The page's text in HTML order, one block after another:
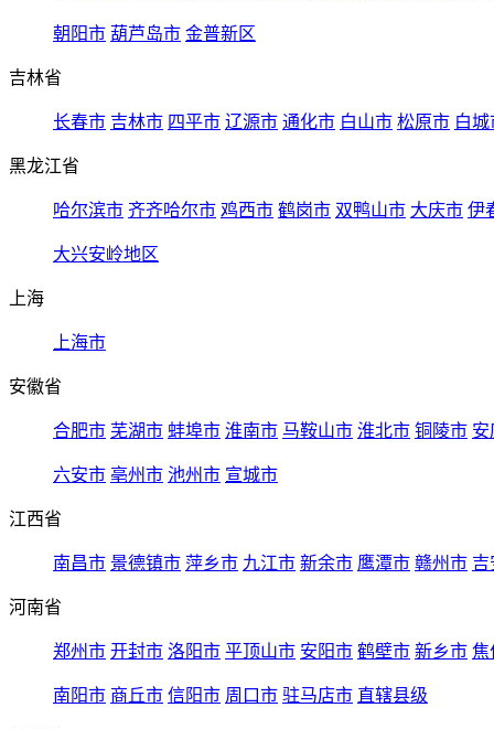
朝阳市 葫芦岛市 金普新区
吉林省
长春市 吉林市 四平市 辽源市 通化市 白山市 松原市 白城
黑龙江省
哈尔滨市 齐齐哈尔市 鸡西市 鹤岗市 双鸭山市 大庆市 伊
大兴安岭地区
上海
上海市
安徽省
合肥市 芜湖市 蚌埠市 淮南市 马鞍山市 淮北市 铜陵市 安
六安市 亳州市 池州市 宣城市
江西省
南昌市 景德镇市 萍乡市 九江市 新余市 鹰潭市 赣州市 吉
河南省
郑州市 开封市 洛阳市 平顶山市 安阳市 鹤壁市 新乡市 焦
南阳市 商丘市 信阳市 周口市 驻马店市 直辖县级